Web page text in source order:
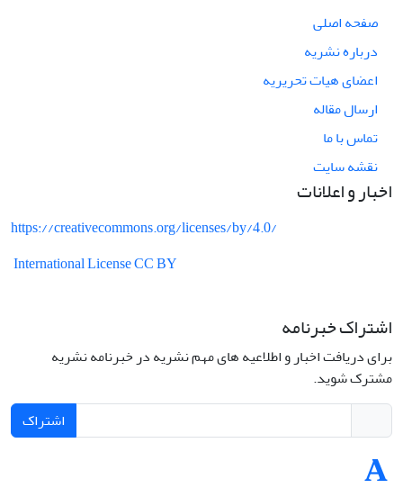
صفحه اصلی
درباره نشریه
اعضای هیات تحریریه
ارسال مقاله
تماس با ما
نقشه سایت
اخبار و اعلانات
https://creativecommons.org/licenses/by/4.0/
International License CC BY
اشتراک خبرنامه
برای دریافت اخبار و اطلاعیه های مهم نشریه در خبرنامه نشریه
مشترک شوید.
اشتراک